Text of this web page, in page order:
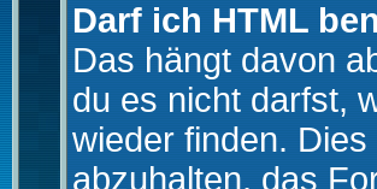
Darf ich HTML
Das hängt davon
du es nicht darfst,
wieder finden. Dies
abzuhalten, das